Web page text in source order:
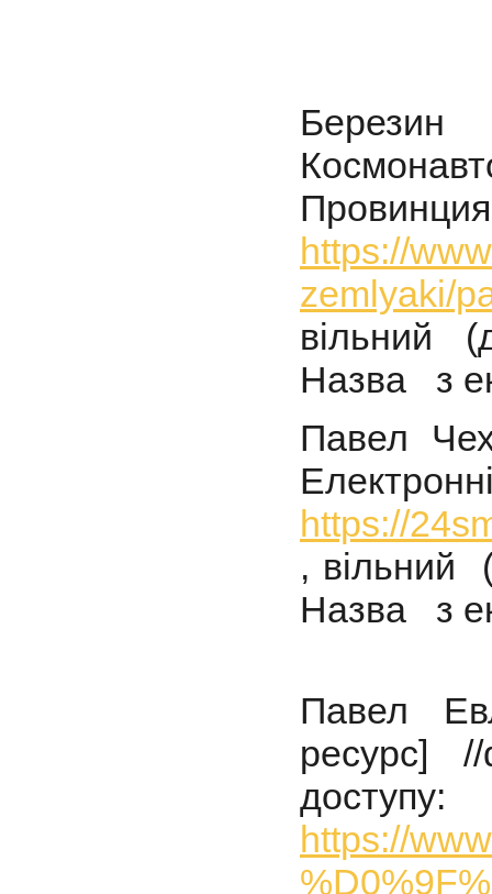
https://
zemlyaki/
вільний
Назва з
Павел
https://
, вільний
Назва з
Павел
ресурс] //
доступу:
https://